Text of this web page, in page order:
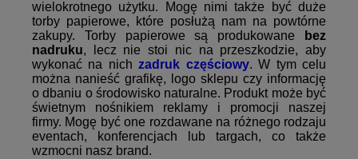
wielokrotnego użytku. Mogę nimi także być duże
torby papierowe, które posłużą nam na powtórne
zakupy. Torby papierowe są produkowane
bez
nadruku, lecz nie stoi nic na przeszkodzie, aby
wykonać na nichzadruk częściowy. W tym celu
można nanieść grafikę, logo sklepu czy informację
o dbaniu o środowisko naturalne. Produkt może być
świetnym nośnikiem reklamy i promocji naszej
firmy. Mogę być one rozdawane na różnego rodzaju
eventach, konferencjach lub targach, co także
wzmocni nasz brand.